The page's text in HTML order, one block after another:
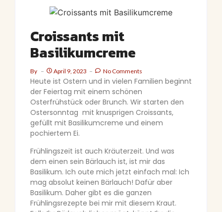
Croissants mit
Basilikumcreme
By April 9, 2023 No Comments
Heute ist Ostern und in vielen Familien beginnt
der Feiertag mit einem schönen
Osterfrühstück oder Brunch. Wir starten den
Ostersonntag mit knusprigen Croissants,
gefüllt mit Basilikumcreme und einem
pochiertem Ei.
Frühlingszeit ist auch Kräuterzeit. Und was
dem einen sein Bärlauch ist, ist mir das
Basilikum. Ich oute mich jetzt einfach mal: Ich
mag absolut keinen Bärlauch! Dafür aber
Basilikum. Daher gibt es die ganzen
Frühlingsrezepte bei mir mit diesem Kraut.